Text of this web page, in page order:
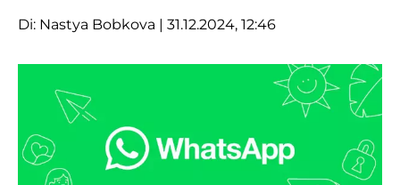
Di: Nastya Bobkova | 31.12.2024, 12:46